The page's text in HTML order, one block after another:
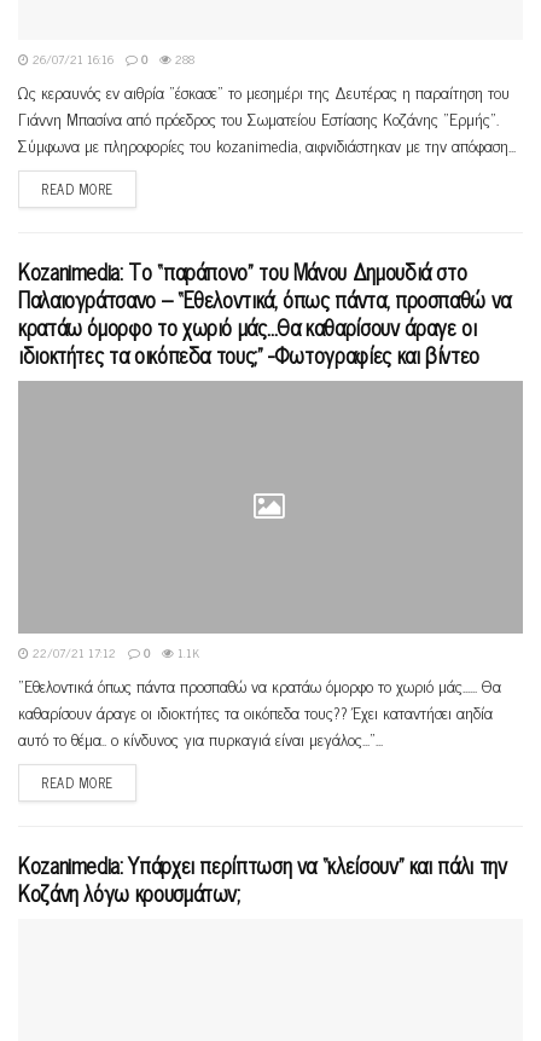
26/07/21 16:16 0 288
Ως κεραυνός εν αιθρία "έσκασε" το μεσημέρι της Δευτέρας η παραίτηση του
Γιάννη Μπασίνα από πρόεδρος του Σωματείου Εστίασης Κοζάνης "Ερμής".
Σύμφωνα με πληροφορίες του kozanimedia, αιφνιδιάστηκαν με την απόφαση...
READ MORE
Kozanimedia: Το “παράπονο” του Μάνου Δημουδιά στο
Παλαιογράτσανο – “Εθελοντικά, όπως πάντα, προσπαθώ να
κρατάω όμορφο το χωριό μάς…Θα καθαρίσουν άραγε οι
ιδιοκτήτες τα οικόπεδα τους;” -Φωτογραφίες και βίντεο
22/07/21 17:12 0 1.1K
"Εθελοντικά όπως πάντα προσπαθώ να κρατάω όμορφο το χωριό μάς...... Θα
καθαρίσουν άραγε οι ιδιοκτήτες τα οικόπεδα τους?? Έχει καταντήσει αηδία
αυτό το θέμα.. ο κίνδυνος για πυρκαγιά είναι μεγάλος..."...
READ MORE
Kozanimedia: Υπάρχει περίπτωση να “κλείσουν” και πάλι την
Κοζάνη λόγω κρουσμάτων;